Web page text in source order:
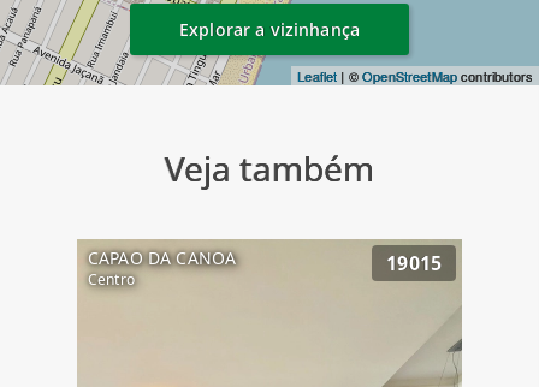
Leaflet | ©OpenStreetMapcontributors
Explorar a vizinhança
Veja também
CAPAO DA CANOA
Centro
19015